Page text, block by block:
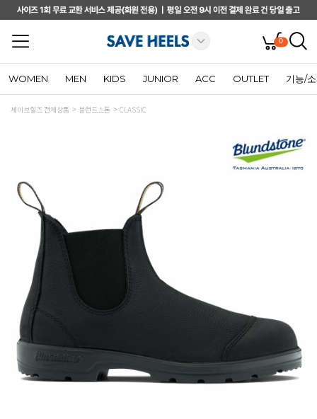
0
WOMEN MEN KIDS JUNIOR ACC OUTLET 기능/
세이브힐즈 전체상품 블런드스톤 CLASSIC